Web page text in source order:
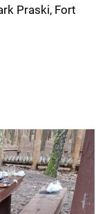
Praski, Fort